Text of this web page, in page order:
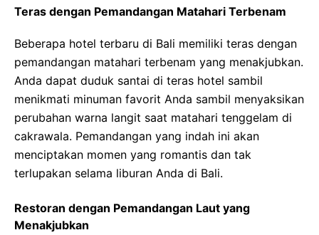
Teras dengan Pemandangan Matahari Terbenam
Beberapa hotel terbaru di Bali memiliki teras dengan
pemandangan matahari terbenam yang menakjubkan.
Anda dapat duduk santai di teras hotel sambil
menikmati minuman favorit Anda sambil menyaksikan
perubahan warna langit saat matahari tenggelam di
cakrawala. Pemandangan yang indah ini akan
menciptakan momen yang romantis dan tak
terlupakan selama liburan Anda di Bali.
Restoran dengan Pemandangan Laut yang
Menakjubkan